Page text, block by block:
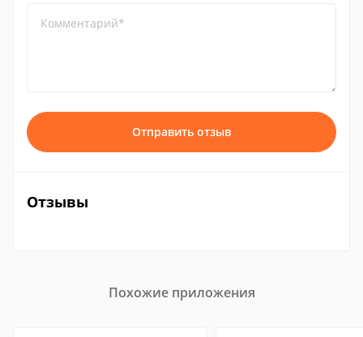
Комментарий*
Отправить отзыв
Отзывы
Похожие приложения